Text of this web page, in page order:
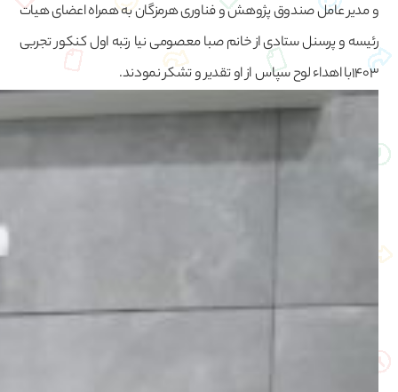
و مدیر عامل صندوق پژوهش و فناوری هرمزگان به همراه اعضای هیات
رئیسه و پرسنل ستادی از خانم صبا معصومی نیا رتبه اول کنکور تجربی
1403با اهداء لوح سپاس از او تقدیر و تشکر نمودند.